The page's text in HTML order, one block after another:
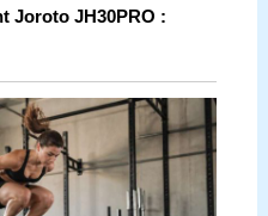
Joroto JH30PRO :